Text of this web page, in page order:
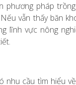
phương pháp
vẫn thấy băn
lĩnh vực nông
nhu cầu tìm hiểu